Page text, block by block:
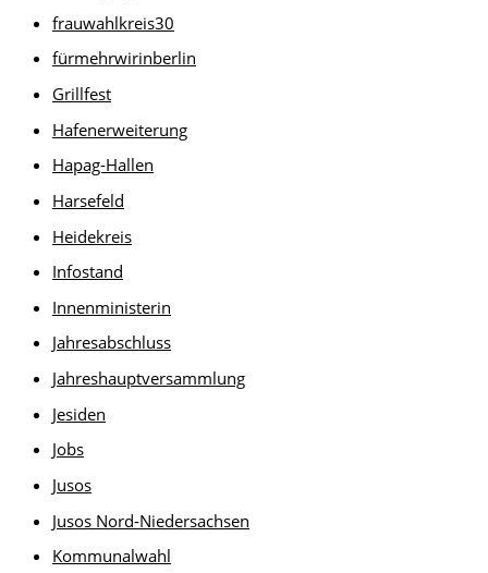
frauwahlkreis30
fürmehrwirinberlin
Grillfest
Hafenerweiterung
Hapag-Hallen
Harsefeld
Heidekreis
Infostand
Innenministerin
Jahresabschluss
Jahreshauptversammlung
Jesiden
Jobs
Jusos
Jusos Nord-Niedersachsen
Kommunalwahl